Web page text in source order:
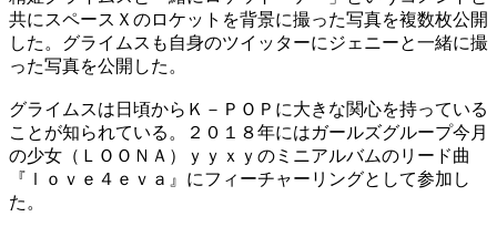
共にスペースＸのロケットを背景に撮った写真を複数枚公開
した。グライムスも自身のツイッターにジェニーと一緒に撮
った写真を公開した。
グライムスは日頃からＫ－ＰＯＰに大きな関心を持っている
ことが知られている。２０１８年にはガールズグループ今月
の少女（ＬＯＯＮＡ）ｙｙｘｙのミニアルバムのリード曲
『ｌｏｖｅ４ｅｖａ』にフィーチャーリングとして参加し
た。